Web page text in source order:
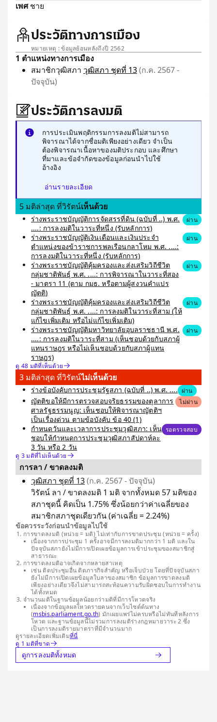
เพศชาย
ประวัติทางการเมือง
หมายเหตุ : ข้อมูลย้อนหลังถึงปี 2562
1 ตำแหน่งทางการเมือง
สมาชิกวุฒิสภา วุฒิสภา ชุดที่ 13(ก.ค. 2567 -
ปัจจุบัน)
ประวัติการลงมติ
การประเมินพฤติกรรมการลงมติไม่สามารถ
พิจารณาได้จากชื่อมติเพียงอย่างเดียว จำเป็น
ต้องพิจารณาเนื้อหาของมติประกอบ และศึกษา
ที่มาและข้อจำกัดของข้อมูลก่อนนำไปใช้
อ้างอิง
อ่านรายละเอียด
5 มติล่าสุด ที่วิรัตน์เห็นด้วย
ร่างพระราชบัญญัติการจัดสรรที่ดิน (ฉบับที่ ..) พ.ศ.
....: การลงมติในวาระที่หนึ่ง (รับหลักการ)
ผ่าน
ร่างพระราชบัญญัติเงินเดือนและเงินประจำ
ตำแหน่งของข้าราชการพลเรือนกลาโหม พ.ศ. ....:
การลงมติในวาระที่หนึ่ง (รับหลักการ)
ผ่าน
ร่างพระราชบัญญัติคุ้มครองและส่งเสริมวิถีชีวิต
กลุ่มชาติพันธุ์ พ.ศ. ....: การพิจารณาในวาระที่สอง
- มาตรา 11 (ตาม กมธ. หรือตามผู้สงวนคำแปร
ญัตติ)
ผ่าน
ร่างพระราชบัญญัติคุ้มครองและส่งเสริมวิถีชีวิต
กลุ่มชาติพันธุ์ พ.ศ. ....: การลงมติในวาระที่สาม (ให้
แก้ไขเพิ่มเติม หรือไม่แก้ไขเพิ่มเติม)
ผ่าน
ร่างพระราชบัญญัติมหาวิทยาลัยอุบลราชธานี พ.ศ.
....: การลงมติในวาระที่สาม (เห็นชอบด้วยกับสภาผู้
แทนราษฎร หรือไม่เห็นชอบด้วยกับสภาผู้แทน
ราษฎร)
ผ่าน
ดู 48 มติที่เห็นด้วย
3 มติล่าสุด ที่วิรัตน์ไม่เห็นด้วย
ร่างข้อบังคับการประชุมรัฐสภา (ฉบับที่ ..) พ.ศ. .... ผ่าน
ญัตติขอให้มีการตรวจสอบจริยธรรมของตุลาการ
ศาลรัฐธรรมนูญ: เห็นชอบให้พิจารณาญัตติฯ
เป็นเรื่องด่วน ตามข้อบังคับ ข้อ 40 (1)
ไม่ผ่าน
กำหนดวันและเวลาการประชุมวุฒิสภา: เห็น
ชอบให้กำหนดการประชุมวุฒิสภาสัปดาห์ละ
3 วัน หรือ 2 วัน
รอตรวจสอบ
ดู 3 มติที่ไม่เห็นด้วย
การลา / ขาดลงมติ
วุฒิสภา ชุดที่ 13(ก.ค. 2567 - ปัจจุบัน)
วิรัตน์ ลา / ขาดลงมติ 1 มติ จากทั้งหมด 57 มติของ
สภาชุดนี้ คิดเป็น 1.75% ซึ่งน้อยกว่าค่าเฉลี่ยของ
สมาชิกสภาชุดเดียวกัน (ค่าเฉลี่ย = 2.24%)
ข้อควรระวังก่อนนำข้อมูลไปใช้
การขาดลงมติ (หน่วย = มติ) ไม่เท่ากับการขาดประชุม (หน่วย = ครั้ง)
เนื่องจากการประชุม 1 ครั้งอาจมีการลงมติมากกว่า 1 มติ และใน
ปัจจุบันสภายังไม่มีการเปิดเผยข้อมูลการเข้าประชุมของสมาชิกสู่
สาธารณะ
การขาดลงมติอาจเกิดจากหลายสาเหตุ
เช่น ติดประชุมอื่น ติดภารกิจสำคัญ หรือเจ็บป่วย โดยที่ปัจจุบันสภา
ยังไม่มีการเปิดเผยข้อมูลใบลาของสมาชิก ข้อมูลการขาดลงมติ
เพียงอย่างเดียวจึงไม่สามารถสะท้อนความรับผิดชอบในการทำงาน
ได้ทั้งหมด
จำนวนมติในฐานข้อมูลน้อยกว่ามติที่มีการโหวตจริง
เนื่องจากข้อมูลผลโหวตรายคนจากเว็บไซต์ต้นทาง
(msbis.parliament.go.th) มักเผยแพร่ไม่ครบหรือไม่ทันทีหลังการ
โหวต และฐานข้อมูลนี้ไม่รวมการลงมติร่างกฎหมายวาระ 2 ซึ่ง
เป็นการลงมติรายมาตราที่มีจำนวนมาก
ดูรายละเอียดเพิ่มเติมที่นี่
ดู 1 มติที่ขาด
ดูการลงมติทั้งหมด